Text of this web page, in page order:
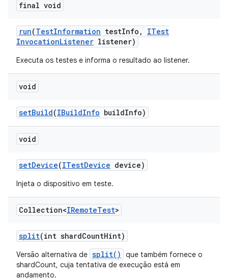
final void
run(TestInformation testInfo ,
ITest
InvocationListener listener)
Executa os testes e informa o resultado ao listener.
void
setBuild(IBuildInfo buildInfo)
void
setDevice(ITestDevice device)
Injeta o dispositivo em teste.
Collection<IRemoteTest>
split(int shardCountHint)
Versão alternativa de split()
que também fornece o
shardCount, cuja tentativa de execução está em
andamento.